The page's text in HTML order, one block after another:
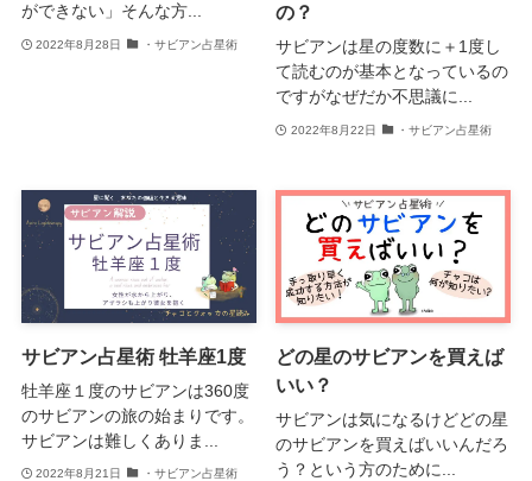
ができない」そんな方...
2022年8月28日 ・サビアン占星術
の？
サビアンは星の度数に＋1度し
て読むのが基本となっているの
ですがなぜだか不思議に...
2022年8月22日 ・サビアン占星術
サビアン占星術 牡羊座1度
牡羊座１度のサビアンは360度
のサビアンの旅の始まりです。
サビアンは難しくありま...
2022年8月21日 ・サビアン占星術
どの星のサビアンを買えば
いい？
サビアンは気になるけどどの星
のサビアンを買えばいいんだろ
う？という方のために...